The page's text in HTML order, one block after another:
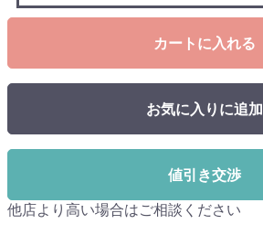
カートに入れる
お気に入りに追加
値引き交渉
他店より高い場合はご相談ください